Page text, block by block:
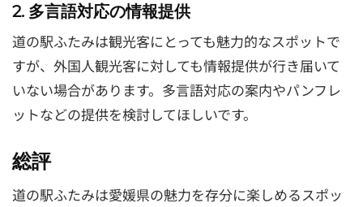
2. 多言語対応の情報提供
道の駅ふたみは観光客にとっても魅力的なスポットで
すが、外国人観光客に対しても情報提供が行き届いて
いない場合があります。多言語対応の案内やパンフレ
ットなどの提供を検討してほしいです。
総評
道の駅ふたみは愛媛県の魅力を存分に楽しめるスポッ